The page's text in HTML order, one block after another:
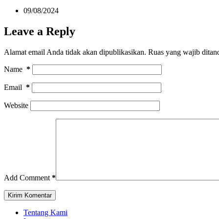
09/08/2024
Leave a Reply
Alamat email Anda tidak akan dipublikasikan. Ruas yang wajib
Name *
Email *
Website
Add Comment *
Kirim Komentar
Tentang Kami